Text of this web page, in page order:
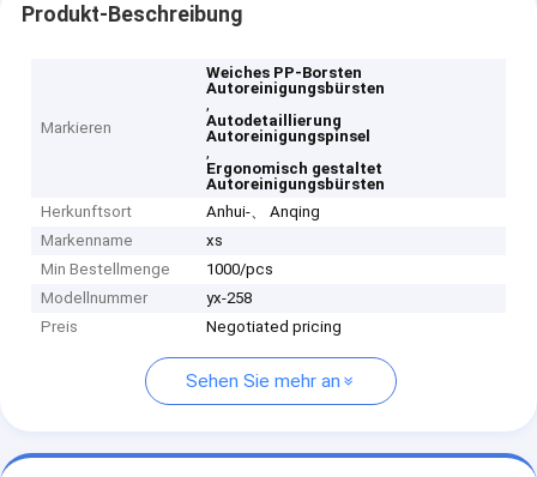
Produkt-Beschreibung
Markieren
Weiches PP-Borsten
Autoreinigungsbürsten
,
Autodetaillierung
Autoreinigungspinsel
,
Ergonomisch gestaltet
Autoreinigungsbürsten
Herkunftsort
Anhui-、 Anqing
Markenname
xs
Min Bestellmenge
1000/pcs
Modellnummer
yx-258
Preis
Negotiated pricing
Sehen Sie mehr an